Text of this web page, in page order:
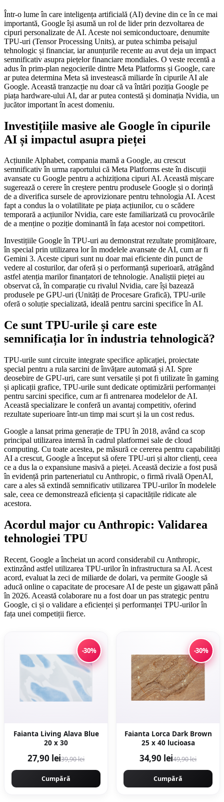
Într-o lume în care inteligența artificială (AI) devine din ce în ce mai
importantă, Google își asumă un rol de lider prin dezvoltarea de
cipuri personalizate de AI. Aceste noi semiconductoare, denumite
TPU-uri (Tensor Processing Units), ar putea schimba peisajul
tehnologic și financiar, iar anunțurile recente au avut deja un impact
semnificativ asupra piețelor financiare mondiales. O veste recentă a
adus în prim-plan negocierile dintre Meta Platforms și Google, care
ar putea determina Meta să investească miliarde în cipurile AI ale
Google. Această tranzacție nu doar că va întări poziția Google pe
piața hardware-ului AI, dar ar putea contestă și dominația Nvidia, un
jucător important în acest domeniu.
Investițiile masive ale Google în cipurile
AI și impactul asupra pieței
Acțiunile Alphabet, compania mamă a Google, au crescut
semnificativ în urma raportului că Meta Platforms este în discuții
avansate cu Google pentru a achiziționa cipuri AI. Această mișcare
sugerează o cerere în creștere pentru produsele Google și o dorință
de a diverifica sursele de aprovizionare pentru tehnologia AI. Acest
fapt a condus la o volatilitate pe piața acțiunilor, cu o scădere
temporară a acțiunilor Nvidia, care este familiarizată cu provocările
de a menține o poziție dominantă în fața acestor noi competitori.
Investițiile Google în TPU-uri au demonstrat rezultate promițătoare,
în special prin utilizarea lor în modelele avansate de AI, cum ar fi
Gemini 3. Aceste cipuri sunt nu doar mai eficiente din punct de
vedere al costurilor, dar oferă și o performanță superioară, atrăgând
astfel atenția marilor finanțatori de tehnologie. Analiștii pieței au
observat că, în comparație cu rivalul Nvidia, care își bazează
produsele pe GPU-uri (Unități de Procesare Grafică), TPU-urile
oferă o soluție specializată, ideală pentru sarcini specifice în AI.
Ce sunt TPU-urile și care este
semnificația lor în industria tehnologică?
TPU-urile sunt circuite integrate specifice aplicației, proiectate
special pentru a rula sarcini de învățare automată și AI. Spre
deosebire de GPU-uri, care sunt versatile și pot fi utilizate în gaming
și aplicații grafice, TPU-urile sunt dedicate optimizării performanței
pentru sarcini specifice, cum ar fi antrenarea modelelor de AI.
Această specializare le conferă un avantaj competitiv, oferind
rezultate superioare într-un timp mai scurt și la un cost redus.
Google a lansat prima generație de TPU în 2018, având ca scop
principal utilizarea internă în cadrul platformei sale de cloud
computing. Cu toate acestea, pe măsură ce cererea pentru capabilități
AI a crescut, Google a început să ofere TPU-uri și altor clienți, ceea
ce a dus la o expansiune masivă a pieței. Această decizie a fost pusă
în evidență prin parteneriatul cu Anthropic, o firmă rivală OpenAI,
care a ales să extindă semnificativ utilizarea TPU-urilor în modelele
sale, ceea ce demonstrează eficiența și capacitățile ridicate ale
acestora.
Acordul major cu Anthropic: Validarea
tehnologiei TPU
Recent, Google a încheiat un acord considerabil cu Anthropic,
extinzând astfel utilizarea TPU-urilor în infrastructura sa AI. Acest
acord, evaluat la zeci de miliarde de dolari, va permite Google să
aducă online o capacitate de procesare AI de peste un gigawatt până
în 2026. Această colaborare nu a fost doar un pas strategic pentru
Google, ci și o validare a eficienței și performanței TPU-urilor în
fața unei competiții fierce.
-30%
Faianta Living Alava Blue
20 x 30
27,90 lei39,90 lei
Cumpără
-30%
Faianta Lorca Dark Brown
25 x 40 lucioasa
34,90 lei49,90 lei
Cumpără